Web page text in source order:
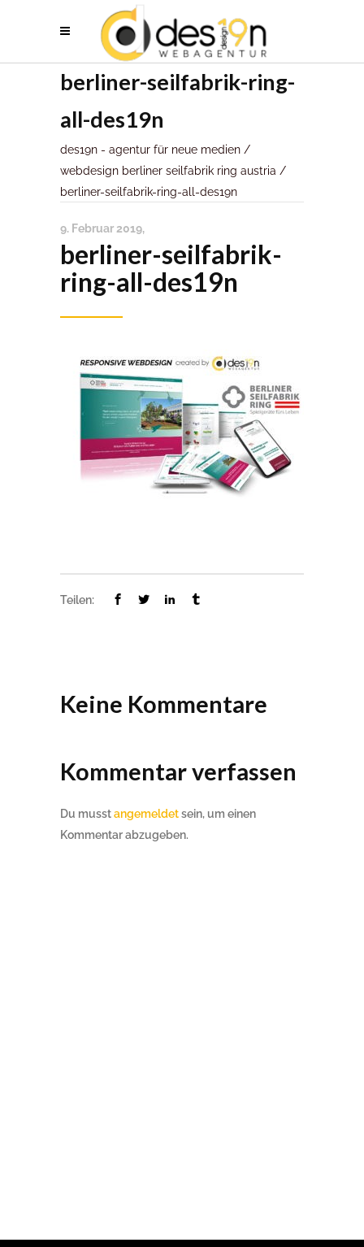
berliner-seilfabrik-ring-
all-des19n
des19n - agentur für neue medien /
webdesign berliner seilfabrik ring austria /
berliner-seilfabrik-ring-all-des19n
9. Februar 2019
berliner-seilfabrik-
ring-all-des19n
Teilen:
Keine Kommentare
Kommentar verfassen
Du musstangemeldetsein, um einen
Kommentar abzugeben.